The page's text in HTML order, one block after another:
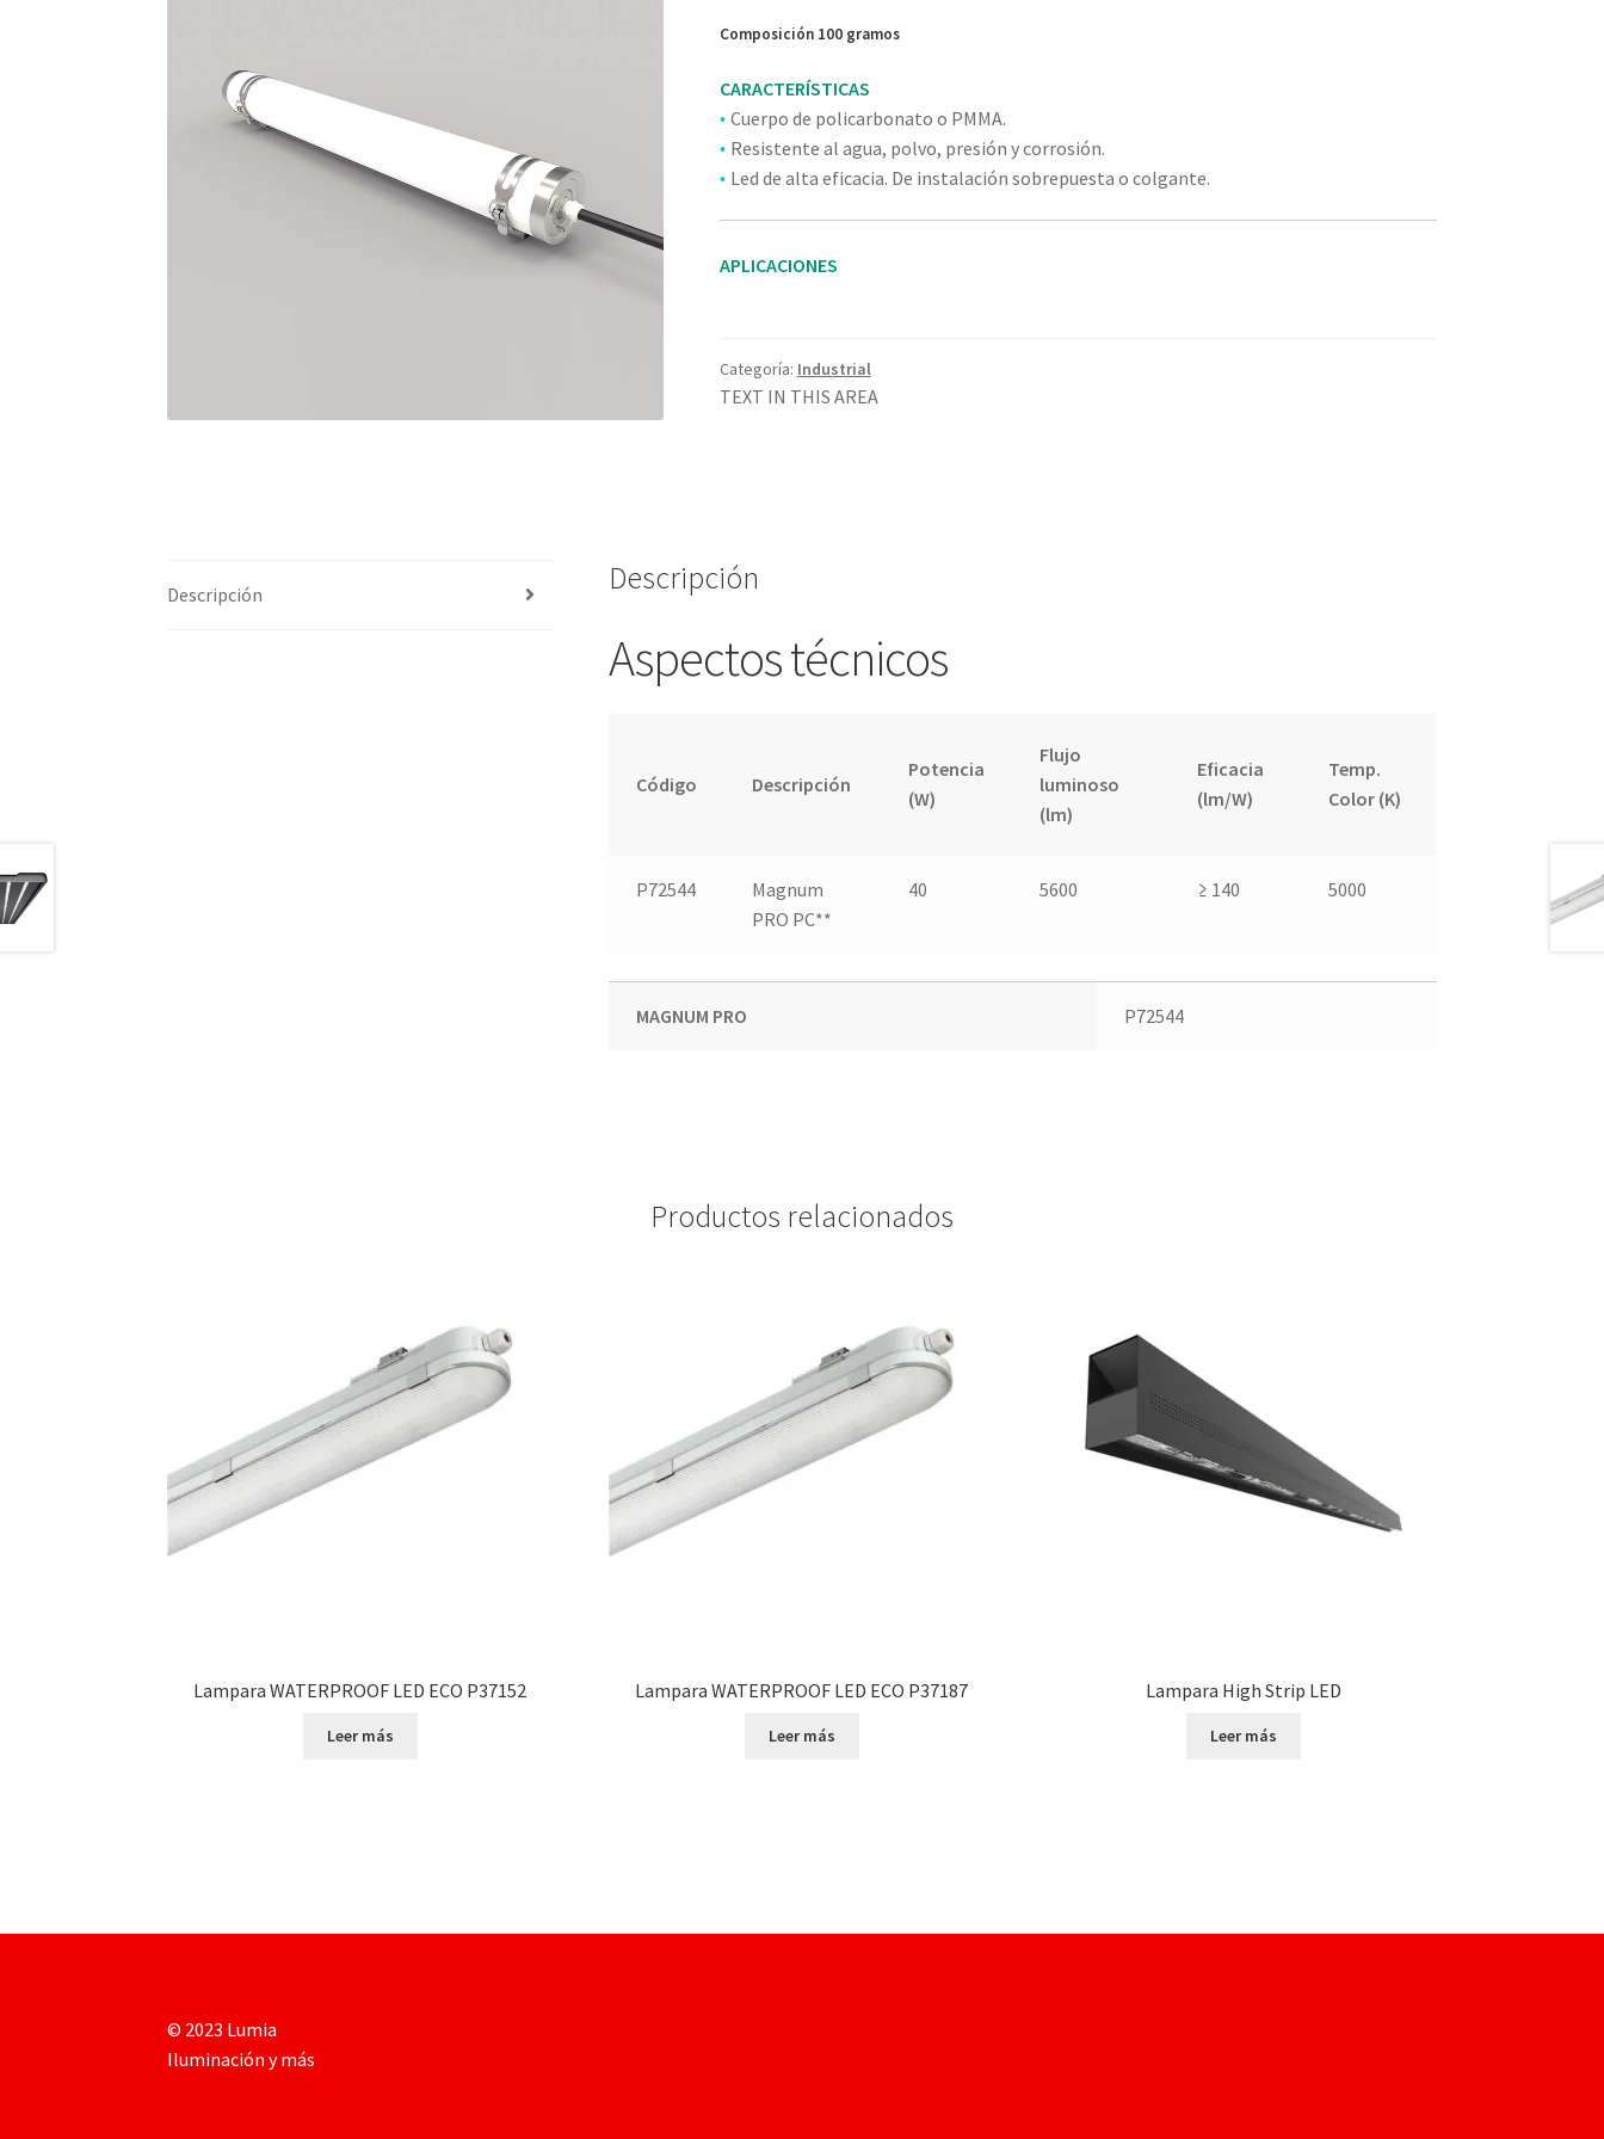
Composición 100 gramos
CARACTERÍSTICAS
• Cuerpo de policarbonato o PMMA.
• Resistente al agua, polvo, presión y corrosión.
• Led de alta eficacia. De instalación sobrepuesta o colgante.
APLICACIONES
Categoría: Industrial
TEXT IN THIS AREA
Descripción Descripción
Aspectos técnicos
Código Descripción
Potencia
(W)
Flujo
luminoso
(lm)
Eficacia
(lm/W)
Temp.
Color (K)
P72544
Magnum
PRO PC**
40 5600 ≥ 140 5000
MAGNUM PRO P72544
Productos relacionados
Lampara WATERPROOF LED ECO P37152
Leer más
Lampara WATERPROOF LED ECO P37187
Leer más
Lampara High Strip LED
Leer más
© 2023 Lumia
Iluminación y más